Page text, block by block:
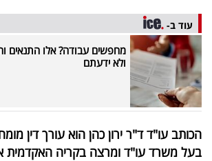
עוד ב-
מחפשים עבודה? אלו התנאים
ולא ידעתם
הכותב עו"ד ד"ר ירון כהן הוא עורך דין
בעל משרד עו"ד ומרצה בקריה האקדמית